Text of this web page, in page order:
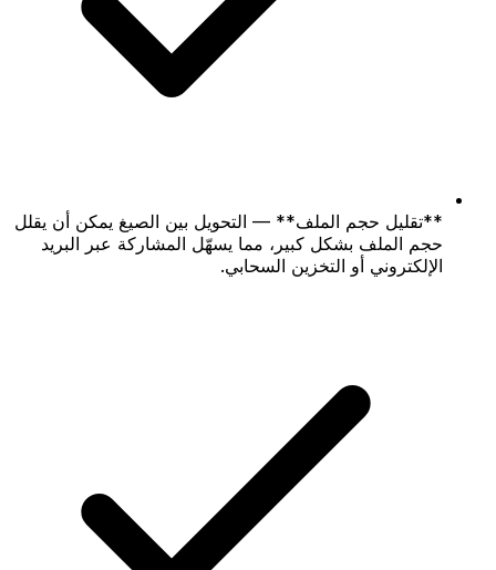
**تقليل حجم الملف** — التحويل بين الصيغ يمكن أن يقلل
حجم الملف بشكل كبير، مما يسهّل المشاركة عبر البريد
الإلكتروني أو التخزين السحابي.